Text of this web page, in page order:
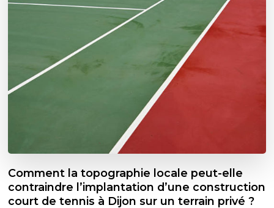
Comment la topographie locale peut-elle
contraindre l’implantation d’une construction
court de tennis à Dijon sur un terrain privé ?